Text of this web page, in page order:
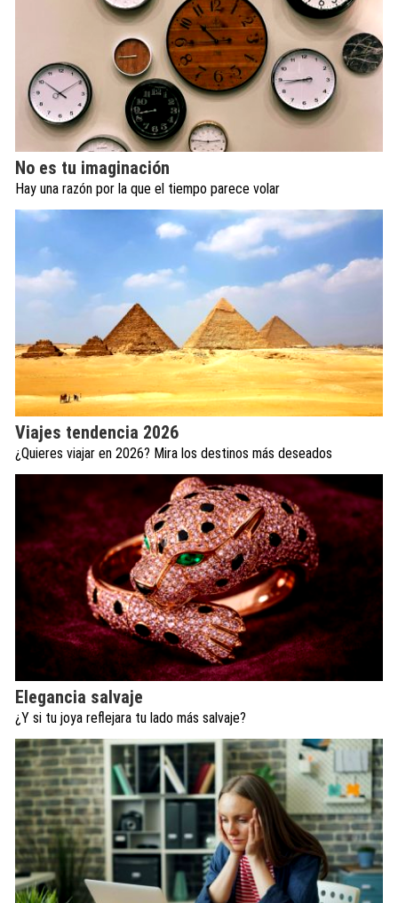
No es tu imaginación
Hay una razón por la que el tiempo parece volar
Viajes tendencia 2026
¿Quieres viajar en 2026? Mira los destinos más deseados
Elegancia salvaje
¿Y si tu joya reflejara tu lado más salvaje?